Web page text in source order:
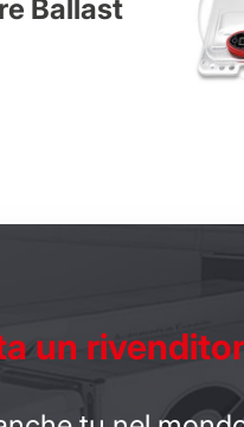
Ballast
un